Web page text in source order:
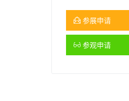
参展申请
参观申请